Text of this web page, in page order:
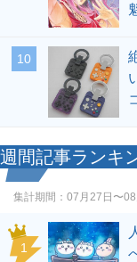
10
週間記事ランキ
集計期間： 07月27日〜08
1